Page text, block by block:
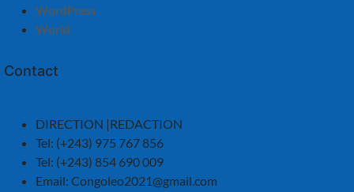
WordPress
World
Contact
DIRECTION |REDACTION
Tel: (+243) 975 767 856
Tel: (+243) 854 690 009
Email: Congoleo2021@gmail.com